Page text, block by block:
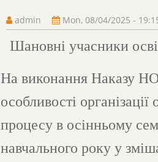
admin Mon, 08/04/2025 -
Шановні учасники
На виконання Наказу
особливості організації
процесу в осінньому
навчального року у